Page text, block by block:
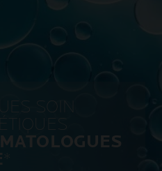
SOIN